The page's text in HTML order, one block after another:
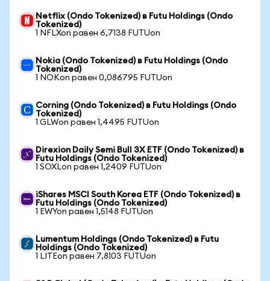
Netflix (Ondo Tokenized) в Futu Holdings (Ondo
Tokenized)
1 NFLXon равен 6,7138 FUTUon
Nokia (Ondo Tokenized) в Futu Holdings (Ondo
Tokenized)
1 NOKon равен 0,086795 FUTUon
Corning (Ondo Tokenized) в Futu Holdings (Ondo
Tokenized)
1 GLWon равен 1,4495 FUTUon
Direxion Daily Semi Bull 3X ETF (Ondo Tokenized) в
Futu Holdings (Ondo Tokenized)
1 SOXLon равен 1,2409 FUTUon
iShares MSCI South Korea ETF (Ondo Tokenized) в
Futu Holdings (Ondo Tokenized)
1 EWYon равен 1,5148 FUTUon
Lumentum Holdings (Ondo Tokenized) в Futu
Holdings (Ondo Tokenized)
1 LITEon равен 7,8103 FUTUon